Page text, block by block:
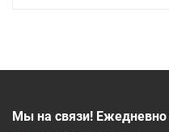
Мы на связи! Ежедневно